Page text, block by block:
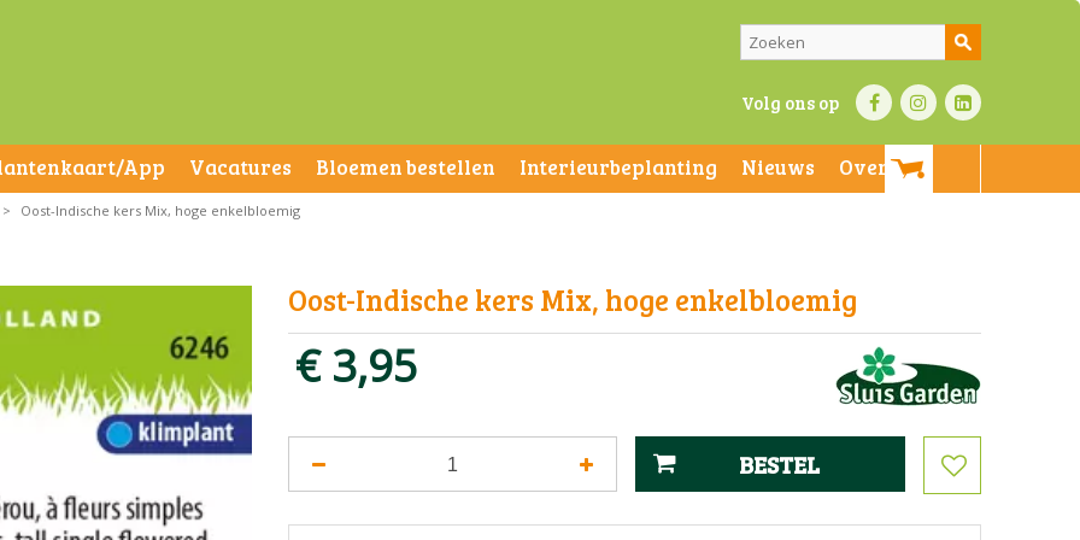
Volg ons op
App Vacatures Bloemen bestellen Interieurbeplanting Nieuws
Over ons
> Oost-Indische kers Mix, hoge enkelbloemig
Oost-Indische kers Mix, hoge enkelbloemig
€ 3,95